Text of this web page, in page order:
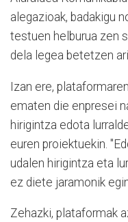
alegazioak, badakigu
testuen helburua zen
dela legea betetzen
Izan ere,
ematen die enpresei
hirigintza edota
euren proiektuekin.
udalen hirigintza eta
ez diete jaramonik
Zehazki, plataformak